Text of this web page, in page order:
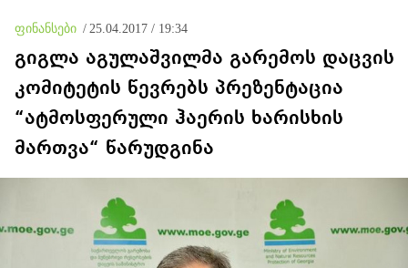
ფინანსები / 25.04.2017 / 19:34
გიგლა აგულაშვილმა გარემოს დაცვის
კომიტეტის წევრებს პრეზენტაცია
“ატმოსფერული ჰაერის ხარისხის
მართვა“ წარუდგინა